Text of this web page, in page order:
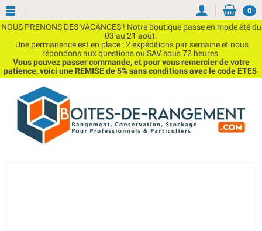
NOUS PRENONS DES VACANCES ! Notre boutique passe en mode été du
03 au 21 août.
Une permanence est en place : 2 expéditions par semaine et nous
répondons aux questions ou SAV sous 72 heures.
Vous pouvez passer commande, et pour vous remercier de votre
patience, voici une REMISE de 5% sans conditions avec le code ETE5
0